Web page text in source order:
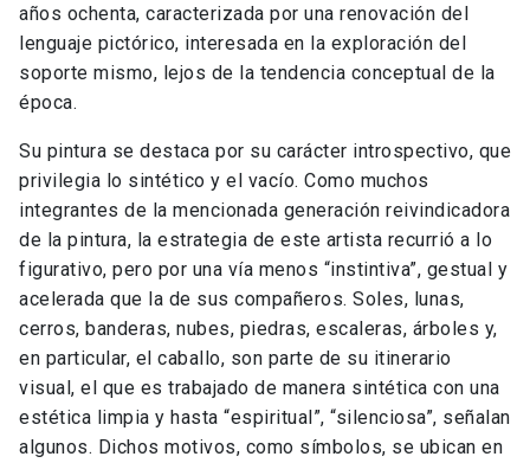
años ochenta, caracterizada por una renovación del
lenguaje pictórico, interesada en la exploración del
soporte mismo, lejos de la tendencia conceptual de la
época.
Su pintura se destaca por su carácter introspectivo, que
privilegia lo sintético y el vacío. Como muchos
integrantes de la mencionada generación reivindicadora
de la pintura, la estrategia de este artista recurrió a lo
figurativo, pero por una vía menos “instintiva”, gestual y
acelerada que la de sus compañeros. Soles, lunas,
cerros, banderas, nubes, piedras, escaleras, árboles y,
en particular, el caballo, son parte de su itinerario
visual, el que es trabajado de manera sintética con una
estética limpia y hasta “espiritual”, “silenciosa”, señalan
algunos. Dichos motivos, como símbolos, se ubican en